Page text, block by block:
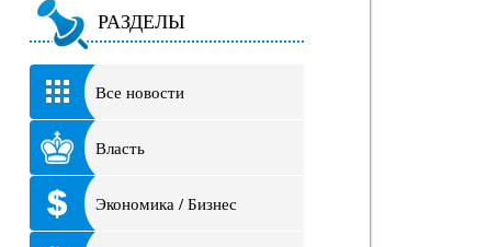
РАЗДЕЛЫ
Все новости
Власть
Экономика / Бизнес